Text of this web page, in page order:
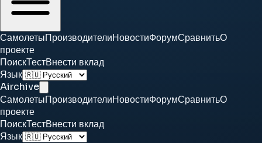
СамолетыПроизводителиНовостиФорумСравнитьО
проекте
ПоискТестВнести вклад
Язык
Airchive
СамолетыПроизводителиНовостиФорумСравнитьО
проекте
ПоискТестВнести вклад
Язык